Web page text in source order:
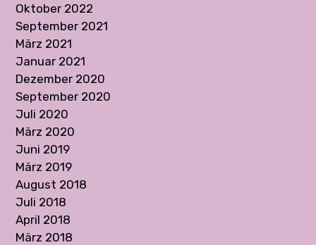
Oktober 2022
September 2021
März 2021
Januar 2021
Dezember 2020
September 2020
Juli 2020
März 2020
Juni 2019
März 2019
August 2018
Juli 2018
April 2018
März 2018